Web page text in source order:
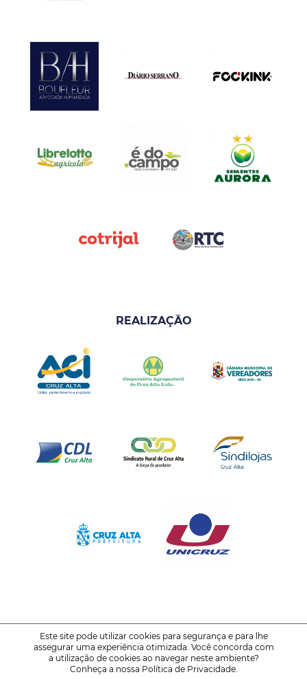
REALIZAÇÃO
© 2021-2026FENATRIGO - Feira Nacional do Trigo
Política de Privacidade Voltar ao Topo
Este site pode utilizar cookies para segurança e para lhe
assegurar uma experiência otimizada. Você concorda com
a utilização de cookies ao navegar neste ambiente?
Conheça a nossa Política de Privacidade.